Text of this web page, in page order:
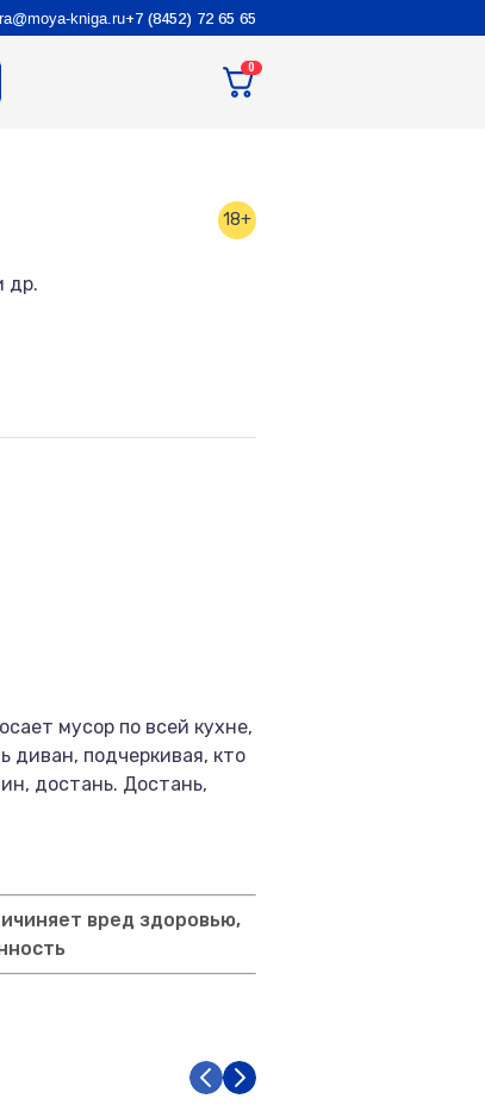
kniga.ru+7 (8452) 72 65 65
0
18+
др.
мусор по всей кухне,
диван, подчеркивая, кто
достань. Достань,
вред здоровью,